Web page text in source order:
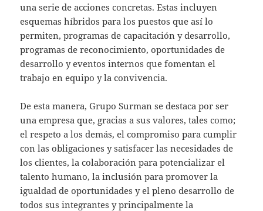
una serie de acciones concretas. Estas incluyen
esquemas híbridos para los puestos que así lo
permiten, programas de capacitación y desarrollo,
programas de reconocimiento, oportunidades de
desarrollo y eventos internos que fomentan el
trabajo en equipo y la convivencia.
De esta manera, Grupo Surman se destaca por ser
una empresa que, gracias a sus valores, tales como;
el respeto a los demás, el compromiso para cumplir
con las obligaciones y satisfacer las necesidades de
los clientes, la colaboración para potencializar el
talento humano, la inclusión para promover la
igualdad de oportunidades y el pleno desarrollo de
todos sus integrantes y principalmente la